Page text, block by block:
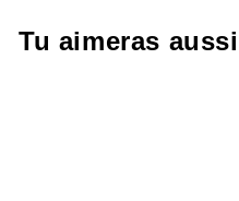
Tu aimeras aussi